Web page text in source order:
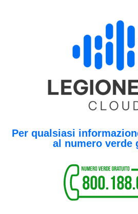
Per qualsiasi
al numero verde